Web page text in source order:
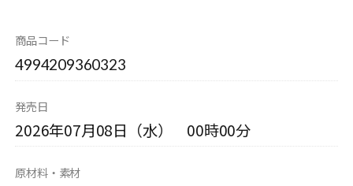
商品コード
4994209360323
発売日
2026年07月08日（水） 00時00分
原材料・素材